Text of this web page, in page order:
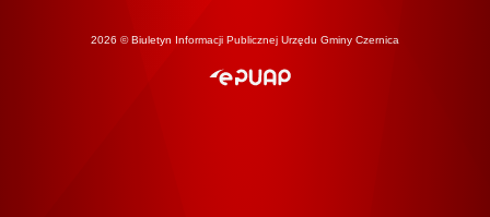
2026 © Biuletyn Informacji Publicznej Urzędu Gminy Czernica